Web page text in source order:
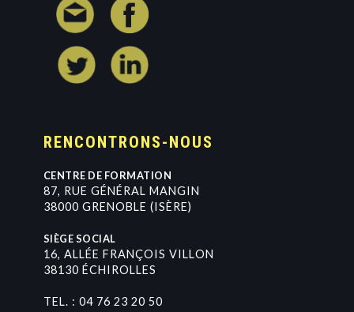
RENCONTRONS-NOUS
CENTRE DE FORMATION
87, RUE GÉNÉRAL MANGIN
38000 GRENOBLE (ISÈRE)
SIÈGE SOCIAL
16, ALLÉE FRANÇOIS VILLON
381 30 ÉCHI ROLLES
TEL. : 04 76 23 20 50